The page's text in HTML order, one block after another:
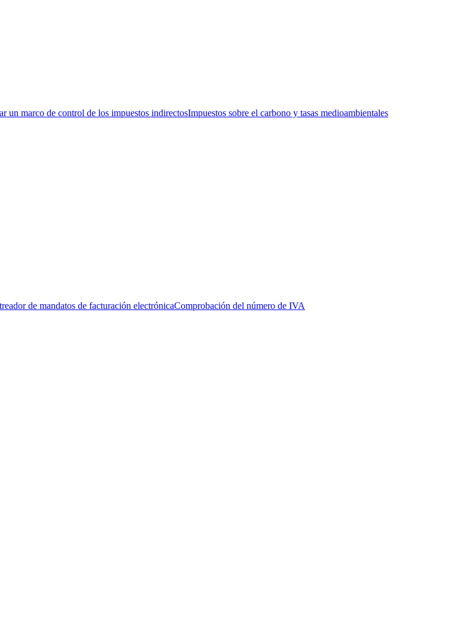
un marco de control de los impuestos indirectosImpuestos sobre el carbono y tasas medioambientales
de mandatos de facturación electrónicaComprobación del número de IVA